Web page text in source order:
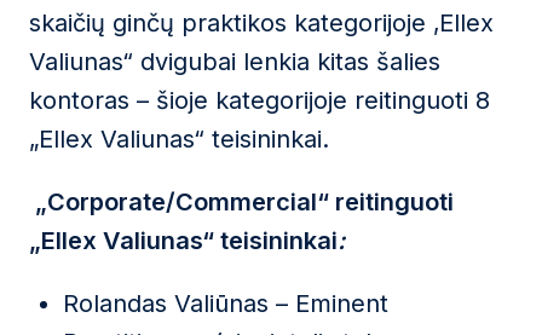
skaičių ginčų praktikos kategorijoje ‚Ellex
Valiunas“ dvigubai lenkia kitas šalies
kontoras – šioje kategorijoje reitinguoti 8
„Ellex Valiunas“ teisininkai.
„Corporate/Commercial“ reitinguoti
„Ellex Valiunas“ teisininkai:
Rolandas Valiūnas – Eminent